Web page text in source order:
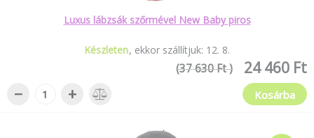
Luxus lábzsák szőrmével New Baby piros
Készleten ekkor szállítjuk: 12. 8.
24 460 Ft
(37 630 Ft )
− + Kosárba